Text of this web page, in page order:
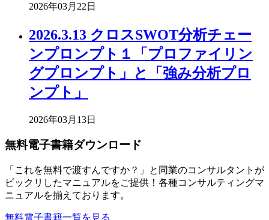
2026年03月22日
2026.3.13 クロスSWOT分析チェー
ンプロンプト１「プロファイリン
グプロンプト」と「強み分析プロ
ンプト」
2026年03月13日
無料電子書籍ダウンロード
「これを無料で渡すんですか？」と同業のコンサルタントが
ビックリしたマニュアルをご提供！各種コンサルティングマ
ニュアルを揃えております。
無料電子書籍一覧を見る